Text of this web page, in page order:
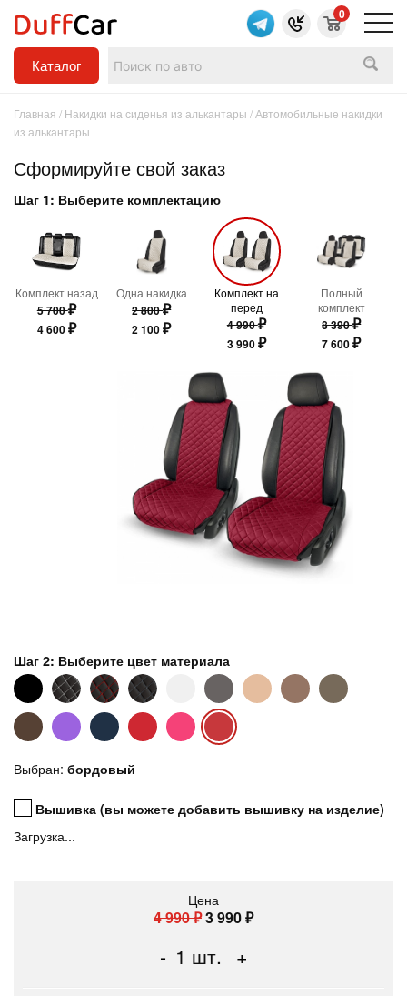
Каталог
0
Главная / Накидки на сиденья из алькантары / Автомобильные накидки
из алькантары
Сформируйте свой заказ
Шаг 1: Выберите комплектацию
Комплект назад
5 700₽
4 600₽
Одна накидка
2 800₽
2 100₽
Комплект на
перед
4 990₽
3 990₽
Полный
комплект
8 390₽
7 600₽
Шаг 2: Выберите цвет материала
Выбран: бордовый
Вышивка (вы можете добавить вышивку на изделие)
Загрузка...
Цена
4 990₽3 990₽
- 1 шт. +